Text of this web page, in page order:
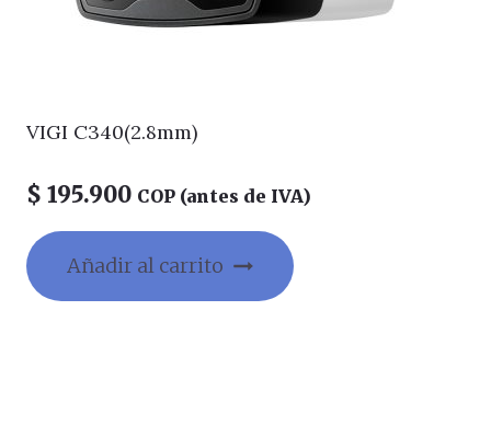
VIGI C340(2.8mm)
$ 195.900 COP (antes de IVA)
Añadir al carrito